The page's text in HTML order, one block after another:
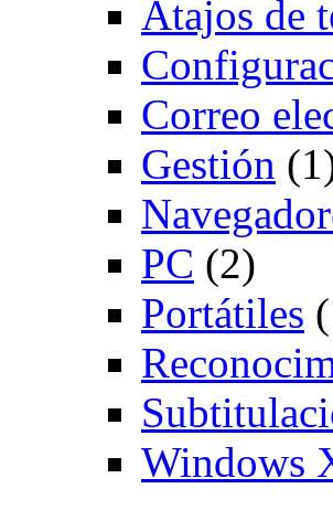
Atajos de
Correo
Gestión
PC (2)
Portátiles
Windows